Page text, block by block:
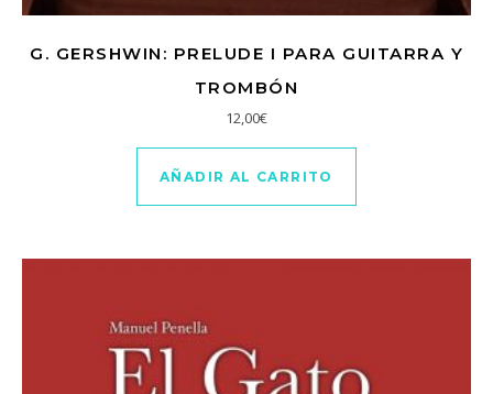
G. GERSHWIN: PRELUDE I PARA GUITARRA Y
TROMBÓN
12,00€
AÑADIR AL CARRITO